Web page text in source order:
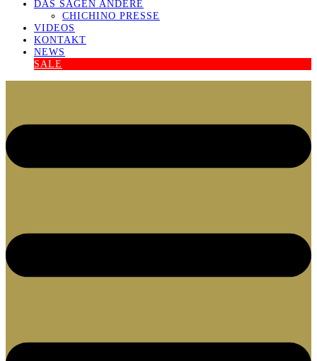
DAS SAGEN ANDERE
CHICHINO PRESSE
VIDEOS
KONTAKT
NEWS
SALE